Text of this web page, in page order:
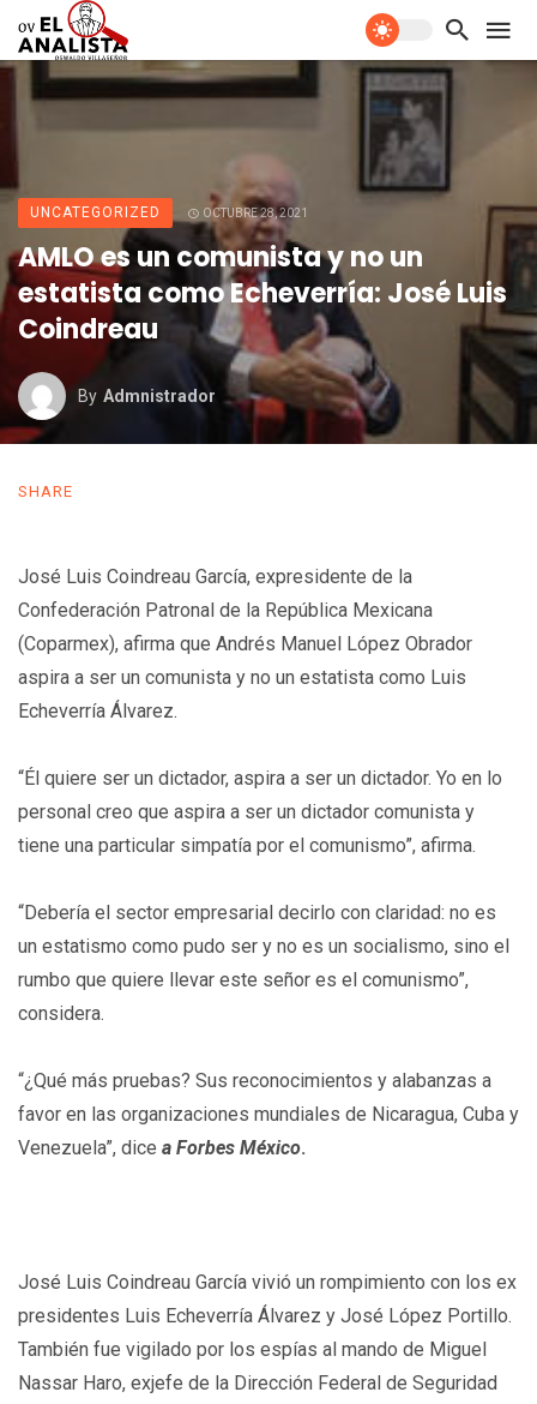
UNCATEGORIZED OCTUBRE 28, 2021
AMLO es un comunista y no un
estatista como Echeverría: José Luis
Coindreau
By Admnistrador
SHARE
José Luis Coindreau García, expresidente de la
Confederación Patronal de la República Mexicana
(Coparmex), afirma que Andrés Manuel López Obrador
aspira a ser un comunista y no un estatista como Luis
Echeverría Álvarez.
“Él quiere ser un dictador, aspira a ser un dictador. Yo en lo
personal creo que aspira a ser un dictador comunista y
tiene una particular simpatía por el comunismo”, afirma.
“Debería el sector empresarial decirlo con claridad: no es
un estatismo como pudo ser y no es un socialismo, sino el
rumbo que quiere llevar este señor es el comunismo”,
considera.
“¿Qué más pruebas? Sus reconocimientos y alabanzas a
favor en las organizaciones mundiales de Nicaragua, Cuba y
Venezuela”, dice a Forbes México.
José Luis Coindreau García vivió un rompimiento con los ex
presidentes Luis Echeverría Álvarez y José López Portillo.
También fue vigilado por los espías al mando de Miguel
Nassar Haro, exjefe de la Dirección Federal de Seguridad